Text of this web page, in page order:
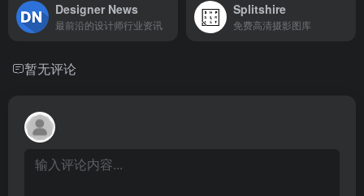
Designer News
最前沿的设计师行业资讯
Splitshire
免费高清摄影图库
暂无评论